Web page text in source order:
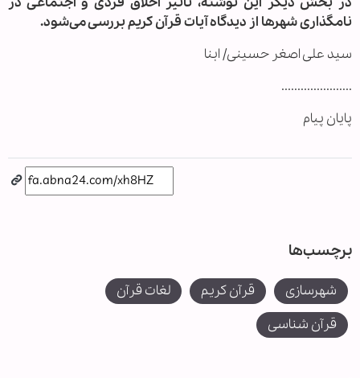
نامگذاری شهرها از دیدگاه آیات قرآن کریم بررسی می‌شود.
سید علی اصغر حسینی/ ابنا
......................
پایان پیام
برچسب‌ها
شهرسازی قرآن کریم
لغات قرآن
قرآن شناسی